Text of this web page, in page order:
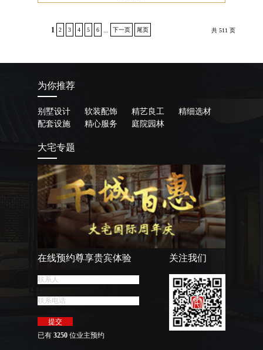
1 2 3 4 5 6 下一页 尾页 共 511 页
为你推荐
别墅设计 软装配饰 精艺良工
精细选材
配套设施
精心服务 庭院园林
大宅专题
在线预约尊享贵宾体验
已有 3250 位业主预约
关注我们